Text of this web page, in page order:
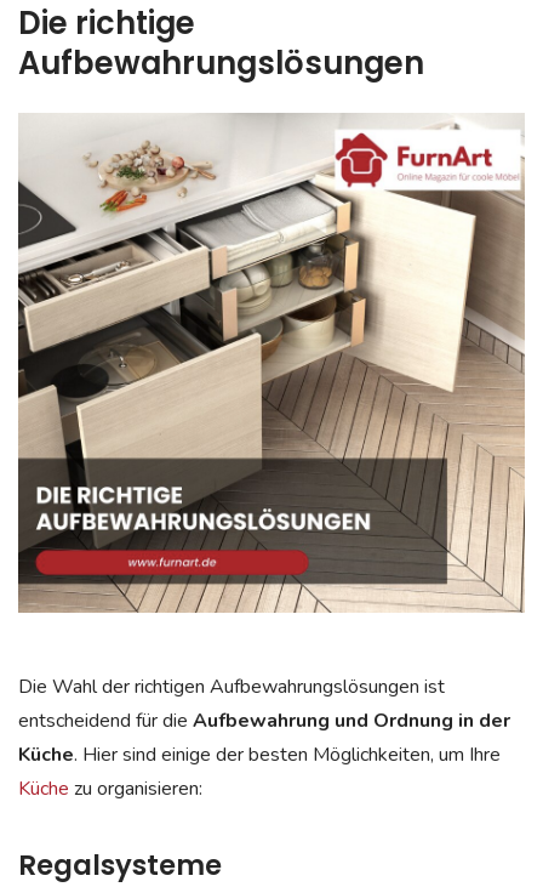
Die richtige
Aufbewahrungslösungen
Die Wahl der richtigen Aufbewahrungslösungen ist
entscheidend für die Aufbewahrung und Ordnung in der
Küche. Hier sind einige der besten Möglichkeiten, um Ihre
Küche zu organisieren:
Regalsysteme